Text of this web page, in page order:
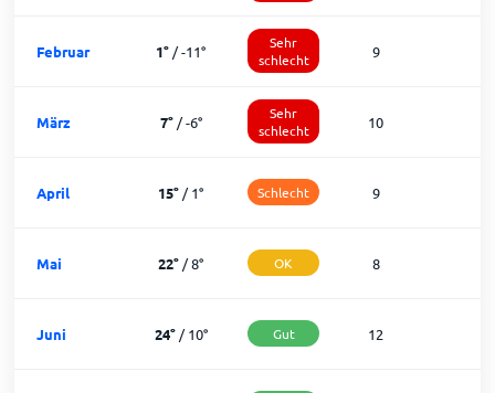
Februar 1° /-11°
Sehr
schlecht
9
März 7°/-6°
Sehr
schlecht
10
April 15° /1° Schlecht 9
Mai 22° /8° OK 8
Juni 24°/10° Gut 12